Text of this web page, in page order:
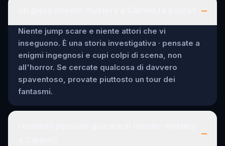
–
Niente jump scare e niente attori che vi
inseguono. È una storia investigativa · pensate a
enigmi ingegnosi e cupi colpi di scena, non
all'horror. Se cercate qualcosa di davvero
spaventoso, provate piuttosto un tour dei
fantasmi.
–